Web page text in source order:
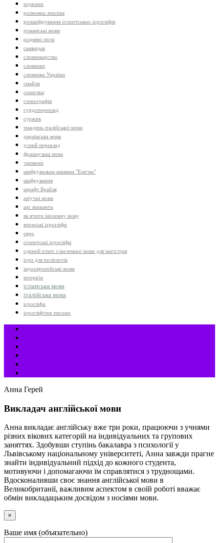
піджини
розмовна лексика
розшифрування єгипетських ієрогліфів
романські мови
різдвяні пісні
самвидав
словникарство
словники
словники України
смайли
спангліш
стенографія
сурдопереклад
суржик
тиждень італійської мови
українська мова
усний переклад
французька мова
чапмени
шифрувальна машина "Енігма"
шифрування
шрифт Брайля
штучні мови
що зникають
як вчити іноземну мову
японські ієрогліфи
євро
єгипетські ієрогліфи
єдиний іспит з іноземної мови для магістрів
ігри для поліглотів
індоєвропейські мови
інтерв'ю
іспанська мова
італійська мова
ієрогліфи
ієрогліфічне письмо
Анна Герей
Викладач англійської мови
Анна викладає англійську вже три роки, працюючи з учнями
різних вікових категорій на індивідуальних та групових
заняттях. Здобувши ступінь бакалавра з психології у
Львівському національному університеті, Анна завжди прагне
знайти індивідуальний підхід до кожного студента,
мотивуючи і допомагаючи їм справлятися з труднощами.
Вдосконаливши своє знання англійської мови в
Великобританії, важливим аспектом в своїй роботі вважає
обмін викладацьким досвідом з носіями мови.
×
Ваше имя (объязательно)